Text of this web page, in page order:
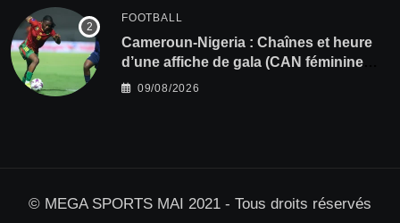
FOOTBALL
Cameroun-Nigeria : Chaînes et heure
d’une affiche de gala (CAN féminine
2026)
09/08/2026
© MEGA SPORTS MAI 2021 - Tous droits réservés